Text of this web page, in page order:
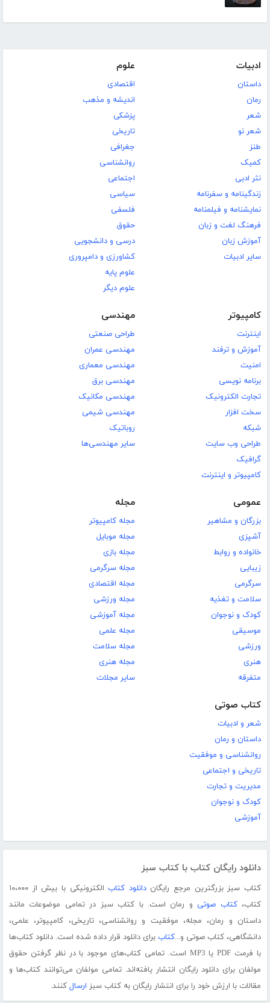
ادبیات
داستان
رمان
شعر
شعر نو
طنز
کمیک
نثر ادبی
زندگینامه و سفرنامه
نمایشنامه و فیلمنامه
فرهنگ لغت و زبان
آموزش زبان
سایر ادبیات
علوم
اقتصادی
اندیشه و مذهب
پزشکی
تاریخی
جغرافی
روانشناسی
اجتماعی
سیاسی
فلسفی
حقوق
درسی و دانشجویی
کشاورزی و دامپروری
علوم پایه
علوم دیگر
کامپیوتر
اینترنت
آموزش و ترفند
امنیت
برنامه نویسی
تجارت الکترونیک
سخت افزار
شبکه
طراحی وب سایت
گرافیک
کامپیوتر و اینترنت
مهندسی
طراحی صنعتی
مهندسی عمران
مهندسی معماری
مهندسی برق
مهندسی مکانیک
مهندسی شیمی
روباتیک
سایر مهندسی‌ها
عمومی
بزرگان و مشاهیر
آشپزی
خانواده و روابط
زیبایی
سرگرمی
سلامت و تغذیه
کودک و نوجوان
موسیقی
ورزشی
هنری
متفرقه
مجله
مجله کامپیوتر
مجله موبایل
مجله بازی
مجله سرگرمی
مجله اقتصادی
مجله ورزشی
مجله آموزشی
مجله علمی
مجله سلامت
مجله هنری
سایر مجلات
کتاب صوتی
شعر و ادبیات
داستان و رمان
روانشناسی و موفقیت
تاریخی و اجتماعی
مدیریت و تجارت
کودک و نوجوان
آموزشی
دانلود رایگان کتاب با کتاب سبز
کتاب سبز بزرگترین مرجع رایگاندانلود کتاب
الکترونیکی با بیش از ۱۰،۰۰۰
کتاب،کتاب صوتی و رمان است. با کتاب سبز در تمامی موضوعات مانند
داستان و رمان، مجله، موفقیت و روانشناسی، تاریخی، کامپیوتر، علمی،
دانشگاهی، کتاب صوتی و...کتاب برای دانلود قرار داده شده است. دانلود کتاب‌ها
با فرمت PDF یا MP3 است. تمامی کتاب‌های موجود با در نظر گرفتن حقوق
مولفان برای دانلود رایگان انتشار یافته‌اند. تمامی مولفان می‌توانند کتاب‌ها و
مقالات با ارزش خود را برای انتشار رایگان به کتاب سبز ارسال کنند.